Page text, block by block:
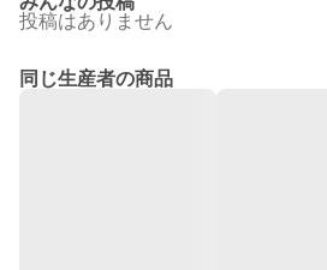
投稿はありません
同じ生産者の商品